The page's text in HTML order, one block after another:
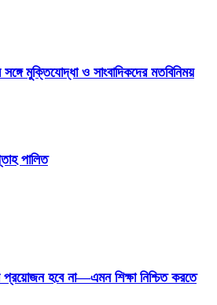
মুক্তিযোদ্ধা ও সাংবাদিকদের মতবিনিময়
পালিত
প্রয়োজন হবে না—এমন শিক্ষা নিশ্চিত করতে